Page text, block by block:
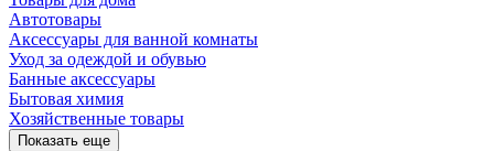
Автотовары
Аксессуары для ванной комнаты
Уход за одеждой и обувью
Банные аксессуары
Бытовая химия
Хозяйственные товары
Показать еще